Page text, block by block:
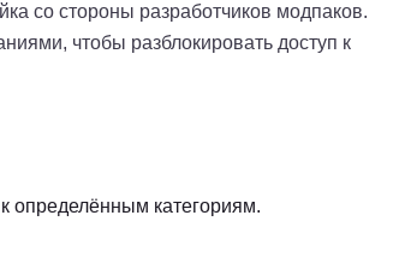
со стороны разработчиков модпаков.
чтобы разблокировать доступ к
определённым категориям.